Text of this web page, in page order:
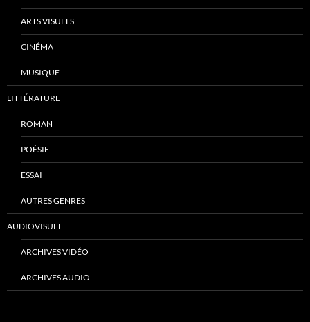
ARTS VISUELS
CINÉMA
MUSIQUE
LITTÉRATURE
ROMAN
POÉSIE
ESSAI
AUTRES GENRES
AUDIOVISUEL
ARCHIVES VIDÉO
ARCHIVES AUDIO